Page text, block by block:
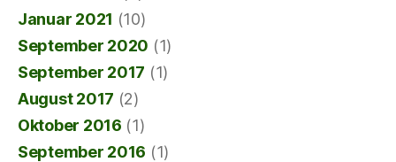
Januar 2021 (10)
September 2020 (1)
September 2017 (1)
August 2017 (2)
Oktober 2016 (1)
September 2016 (1)